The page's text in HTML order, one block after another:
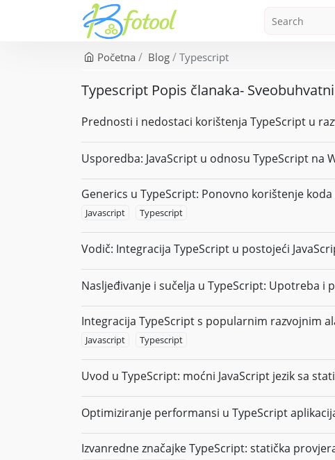
Početna Blog Typescript
Typescript Popis članaka-
Prednosti i nedostaci korištenja TypeScript u
Usporedba: JavaScript u odnosu TypeScript na
Generics u TypeScript: Ponovno korištenje
Javascript Typescript
Vodič: Integracija TypeScript u postojeći
Nasljeđivanje i sučelja u TypeScript: Upotreba i
Integracija TypeScript s popularnim razvojnim
Javascript Typescript
Uvod u TypeScript: moćni JavaScript jezik sa
Optimiziranje performansi u TypeScript
Izvanredne značajke TypeScript: statička